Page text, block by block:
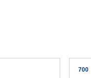
700